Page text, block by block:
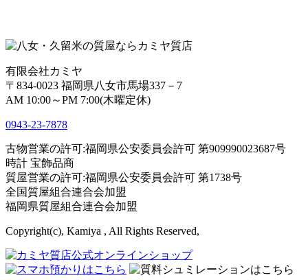
有限会社カミヤ
〒834-0023 福岡県八女市馬場337－7
AM 10:00～PM 7:00(木曜定休)
0943-23-7878
古物営業の許可:福岡県公安委員会許可 第909990023687号
時計 宝飾品商
質屋営業の許可:福岡県公安委員会許可 第1738号
全国質屋組合連合会加盟
福岡県質屋組合連合会加盟
Copyright(c), Kamiya , All Rights Reserved,